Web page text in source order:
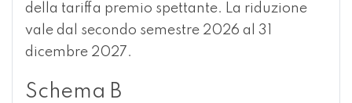
della tariffa premio spettante. La riduzione
vale dal secondo semestre 2026 al 31
dicembre 2027.
Schema B